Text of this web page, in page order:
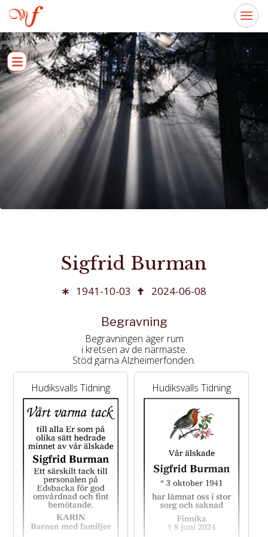
Sigfrid Burman
1941-10-03 2024-06-08
Begravning
Begravningen äger rum
i kretsen av de närmaste.
Stöd gärna Alzheimerfonden.
Hudiksvalls Tidning Hudiksvalls Tidning